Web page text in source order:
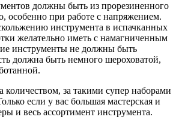
должны быть из прорезиненного
особенно при работе с напряжением.
инструмента в испачканных
желательно иметь с намагниченным
инструменты не должны быть
должна быть немного шероховатой,
количеством, за такими супер наборами
если у вас большая мастерская и
и весь ассортимент инструмента.